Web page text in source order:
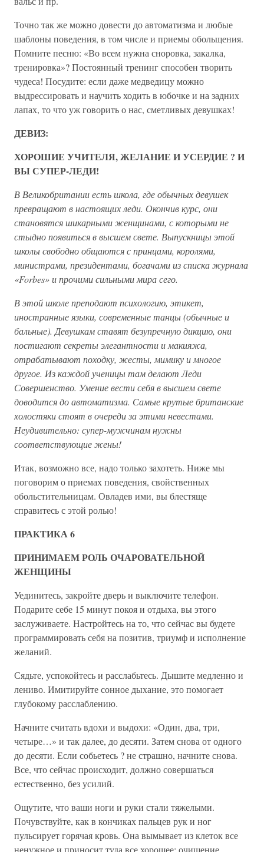
Точно так же можно довести до автоматизма и любые
шаблоны поведения, в том числе и приемы обольщения.
Помните песню: «Во всем нужна сноровка, закалка,
тренировка»? Постоянный тренинг способен творить
чудеса! Посудите: если даже медведицу можно
выдрессировать и научить ходить в юбочке и на задних
лапах, то что уж говорить о нас, сметливых девушках!
ДЕВИЗ:
ХОРОШИЕ УЧИТЕЛЯ, ЖЕЛАНИЕ И УСЕРДИЕ ? И
ВЫ СУПЕР-ЛЕДИ!
В Великобритании есть школа, где обычных девушек
превращают в настоящих леди. Окончив курс, они
становятся шикарными женщинами, с которыми не
стыдно появиться в высшем свете. Выпускницы этой
школы свободно общаются с принцами, королями,
министрами, президентами, богачами из списка журнала
«Forbes» и прочими сильными мира сего.
В этой школе преподают психологию, этикет,
иностранные языки, современные танцы (обычные и
бальные). Девушкам ставят безупречную дикцию, они
постигают секреты элегантности и макияжа,
отрабатывают походку, жесты, мимику и многое
другое. Из каждой ученицы там делают Леди
Совершенство. Умение вести себя в высшем свете
доводится до автоматизма. Самые крутые британские
холостяки стоят в очереди за этими невестами.
Неудивительно: супер-мужчинам нужны
соответствующие жены!
Итак, возможно все, надо только захотеть. Ниже мы
поговорим о приемах поведения, свойственных
обольстительницам. Овладев ими, вы блестяще
справитесь с этой ролью!
ПРАКТИКА 6
ПРИНИМАЕМ РОЛЬ ОЧАРОВАТЕЛЬНОЙ
ЖЕНЩИНЫ
Уединитесь, закройте дверь и выключите телефон.
Подарите себе 15 минут покоя и отдыха, вы этого
заслуживаете. Настройтесь на то, что сейчас вы будете
программировать себя на позитив, триумф и исполнение
желаний.
Сядьте, успокойтесь и расслабьтесь. Дышите медленно и
лениво. Имитируйте сонное дыхание, это помогает
глубокому расслаблению.
Начните считать вдохи и выдохи: «Один, два, три,
четыре…» и так далее, до десяти. Затем снова от одного
до десяти. Если собьетесь ? не страшно, начните снова.
Все, что сейчас происходит, должно совершаться
естественно, без усилий.
Ощутите, что ваши ноги и руки стали тяжелыми.
Почувствуйте, как в кончиках пальцев рук и ног
пульсирует горячая кровь. Она вымывает из клеток все
ненужное и приносит туда все хорошее: очищение,